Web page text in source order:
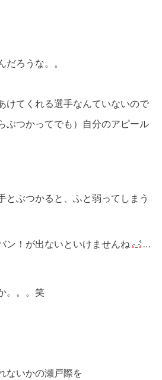
ろうな。。
けてくれる選手なんていないので
ぶつかってでも）自分のアピール
とぶつかると、ふと弱ってしまう
ン！が出ないといけませんね …
。。。笑
ないかの瀬戸際を